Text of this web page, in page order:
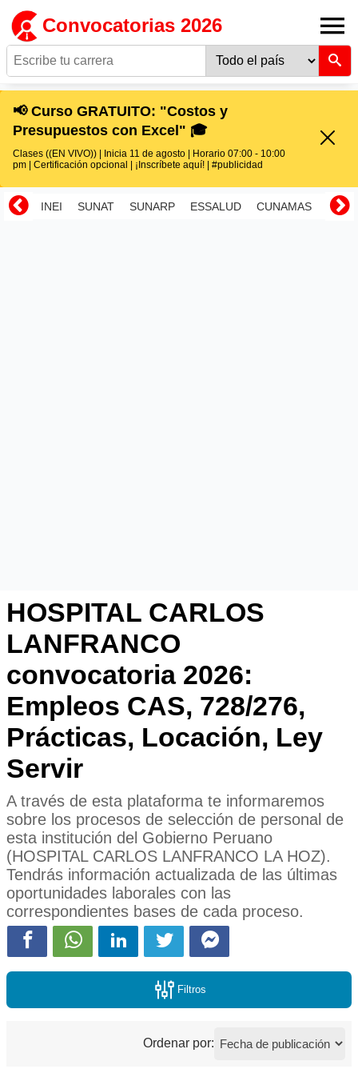
Convocatorias 2026
📢 Curso GRATUITO: "Costos y
Presupuestos con Excel" 🎓
Clases ((EN VIVO)) | Inicia 11 de agosto | Horario 07:00 - 10:00
pm | Certificación opcional | ¡Inscríbete aquí! | #publicidad
INEI SUNAT SUNARP ESSALUD CUNAMAS
HOSPITAL CARLOS
LANFRANCO
convocatoria 2026:
Empleos CAS, 728/276,
Prácticas, Locación, Ley
Servir
A través de esta plataforma te informaremos
sobre los procesos de selección de personal de
esta institución del Gobierno Peruano
(HOSPITAL CARLOS LANFRANCO LA HOZ).
Tendrás información actualizada de las últimas
oportunidades laborales con las
correspondientes bases de cada proceso.
Filtros
Ordenar por: